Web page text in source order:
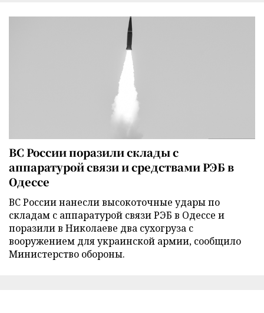
ВС России поразили склады с
аппаратурой связи и средствами РЭБ в
Одессе
ВС России нанесли высокоточные удары по
складам с аппаратурой связи РЭБ в Одессе и
поразили в Николаеве два сухогруза с
вооружением для украинской армии, сообщило
Министерство обороны.